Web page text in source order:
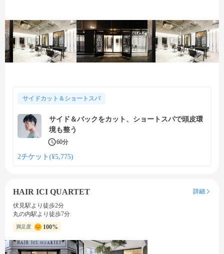
サイドカット＆ショートスパ
サイド＆バックをカット、ショートスパで頭皮環
境も整う
60分
2チケット(¥5,775)
HAIR ICI QUARTET
詳細
伏見駅より徒歩2分
丸の内駅より徒歩7分
満足度 100%